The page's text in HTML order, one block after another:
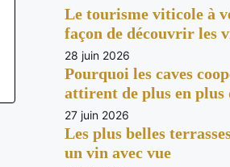
Le tourisme viticole à
façon de découvrir les
28 juin 2026
Pourquoi les caves
attirent de plus en plus
27 juin 2026
Les plus belles
un vin avec vue